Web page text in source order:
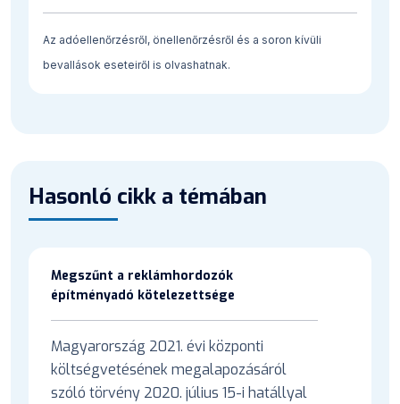
Az adóellenőrzésről, önellenőrzésről és a soron kívüli
bevallások eseteiről is olvashatnak.
Hasonló cikk a témában
Megszűnt a reklámhordozók
építményadó kötelezettsége
Magyarország 2021. évi központi
költségvetésének megalapozásáról
szóló törvény 2020. július 15-i hatállyal